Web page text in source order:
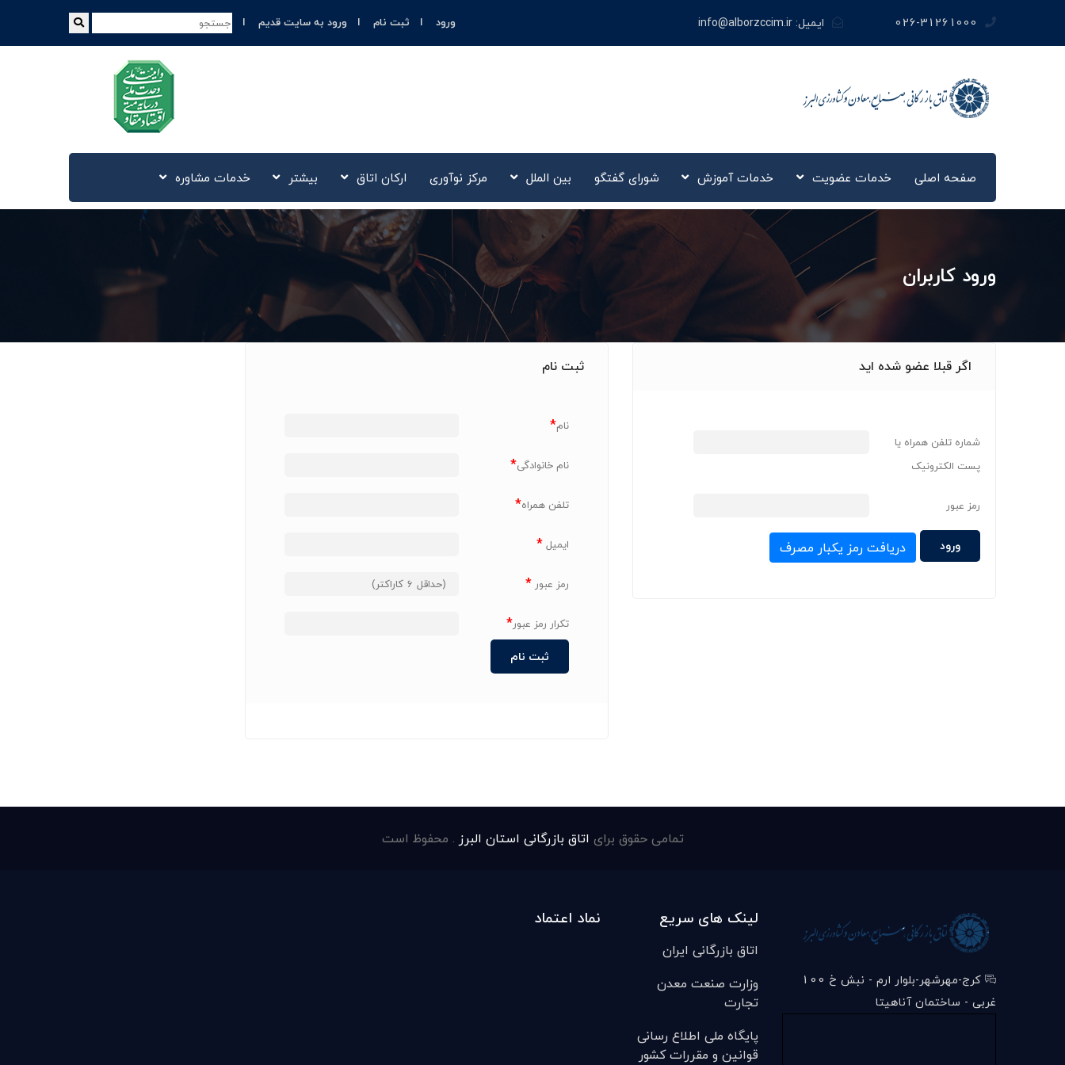
026-31261000 ایمیل:info@alborzccim.ir ورود ثبت نام ورود به سایت قدیم
صفحه اصلی خدمات عضویت خدمات آموزش شورای گفتگو بین الملل مرکز نوآوری‌ ارکان اتاق بیشتر خدمات مشاوره
ورود کاربران
اگر قبلا عضو شده اید
شماره تلفن همراه یا
پست الکترونیک
رمز عبور
دریافت رمز یکبار مصرف
ثبت نام
نام*
نام خانوادگی*
تلفن همراه*
ایمیل*
رمز عبور*
تکرار رمز عبور*
تمامی حقوق برای اتاق بازرگانی استان البرز . محفوظ است
کرج-مهرشهر-بلوار ارم - نبش خ 100
غربی - ساختمان آناهیتا
لینک های سریع
اتاق بازرگانی ایران
وزارت صنعت معدن
تجارت
پایگاه ملی اطلاع رسانی
قوانین و مقررات کشور
نماد اعتماد